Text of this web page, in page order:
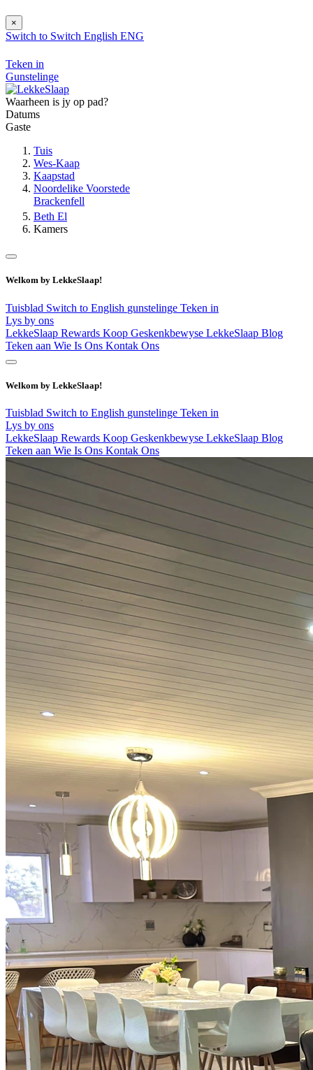
×
Switch to Switch English ENG
Teken in
Gunstelinge
Waarheen is jy op pad?
Datums
Gaste
Tuis
Wes-Kaap
Kaapstad
Noordelike Voorstede
Brackenfell
Beth El
Kamers
Welkom by LekkeSlaap!
Tuisblad Switch to English gunstelinge Teken in
Lys by ons
LekkeSlaap Rewards Koop Geskenkbewyse LekkeSlaap Blog
Teken aan Wie Is Ons Kontak Ons
Welkom by LekkeSlaap!
Tuisblad Switch to English gunstelinge Teken in
Lys by ons
LekkeSlaap Rewards Koop Geskenkbewyse LekkeSlaap Blog
Teken aan Wie Is Ons Kontak Ons